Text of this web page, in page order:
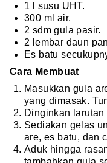
1 l susu UHT.
300 ml air.
2 sdm gula pasir.
2 lembar daun
Es batu
Cara Membuat
Masukkan gula
yang dimasak.
Dinginkan
Sediakan gelas
are, es batu, dan
Aduk hingga